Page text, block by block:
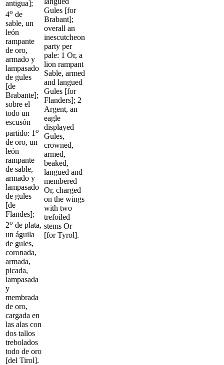
antigua];
4o de
sable, un
león
rampante
de oro,
armado y
lampasado
de gules
[de
Brabante];
sobre el
todo un
escusón
partido: 1 o
de oro, un
león
rampante
de sable,
armado y
lampasado
de gules
[de
Flandes];
2o de plata,
un águila
de gules,
coronada,
armada,
picada,
lampasada
y
membrada
de oro,
cargada en
las alas con
dos tallos
trebolados
todo de oro
[del Tirol].
Gules [for
Brabant];
overall an
inescutcheon
party per
pale: 1 Or, a
lion rampant
Sable, armed
and langued
Gules [for
Flanders]; 2
Argent, an
eagle
displayed
Gules,
crowned,
armed,
beaked,
langued and
membered
Or, charged
on the wings
with two
trefoiled
stems Or
[for Tyrol].